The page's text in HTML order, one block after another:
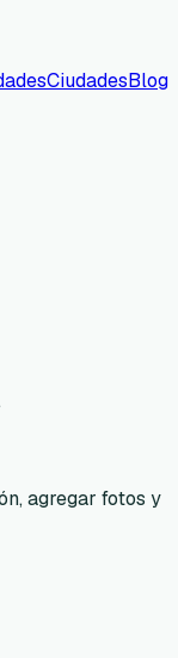
CiudadesBlog
agregar fotos y